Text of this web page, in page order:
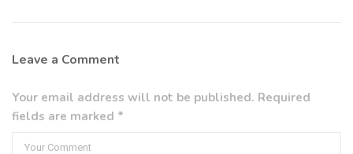
Leave a Comment
Your email address will not be published. Required
fields are marked *